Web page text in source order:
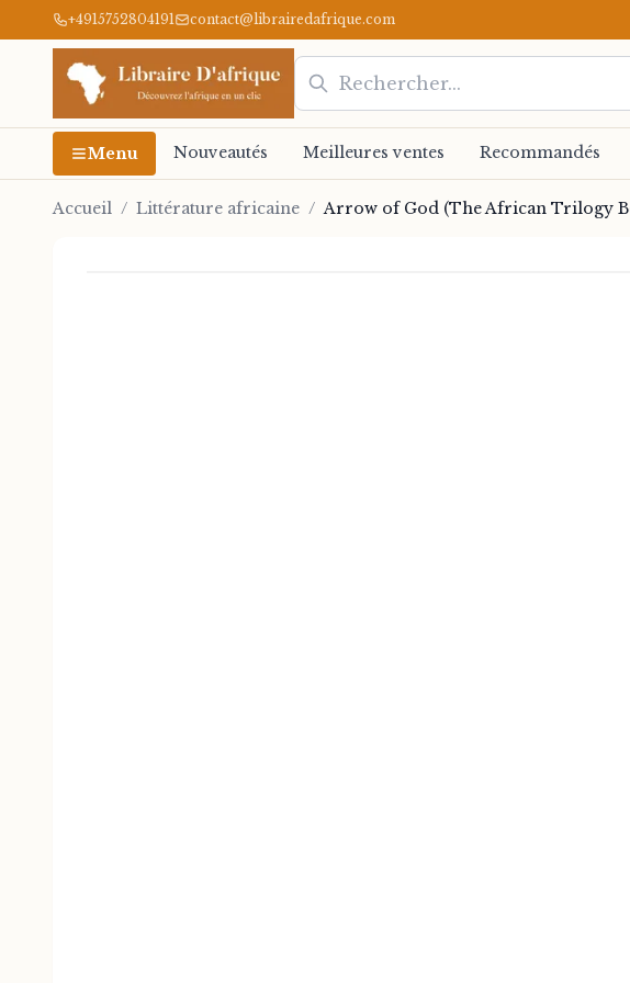
+4915752804191 contact@librairedafrique.com
Menu Nouveautés Meilleures ventes Recommandés
Accueil / Littérature africaine / Arrow of God (The African Trilogy